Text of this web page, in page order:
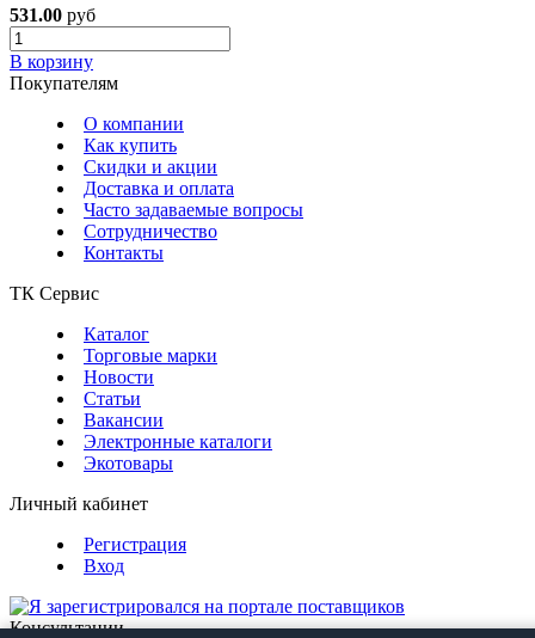
531.00 руб
В корзину
Покупателям
О компании
Как купить
Скидки и акции
Доставка и оплата
Часто задаваемые вопросы
Сотрудничество
Контакты
ТК Сервис
Каталог
Торговые марки
Новости
Статьи
Вакансии
Электронные каталоги
Экотовары
Личный кабинет
Регистрация
Вход
Консультации